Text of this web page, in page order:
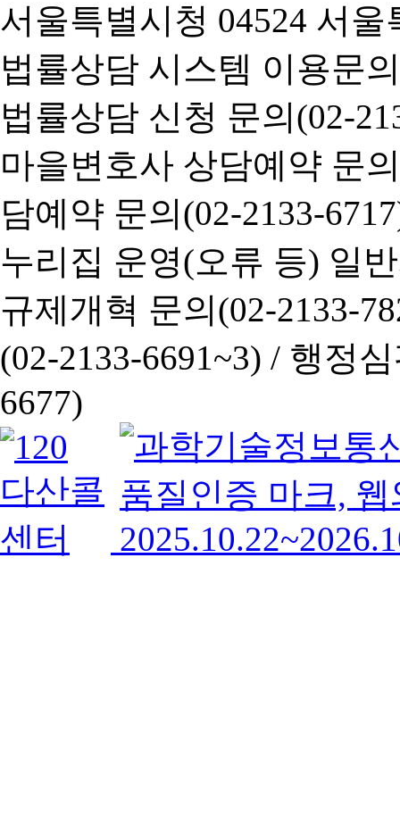
서울특별시청 04524 서
법률상담 시스템 이용문
법률상담 신청 문의(02-
마을변호사 상담예약 문
담예약 문의(02-2133-
누리집 운영(오류 등) 일
규제개혁 문의(02-2133-
(02-2133-6691~3) / 행정심
6677)